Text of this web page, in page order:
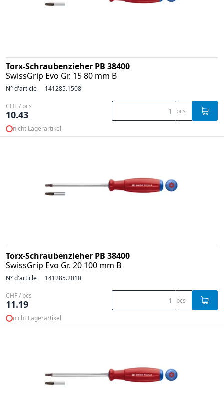
Torx-Schraubenzieher PB 38400
SwissGrip Evo Gr. 15 80 mm B
N° d'article 141285.1508
CHF / pcs
10.43 pcs
nicht Lagerartikel
Torx-Schraubenzieher PB 38400
SwissGrip Evo Gr. 20 100 mm B
N° d'article 141285.2010
CHF / pcs
11.19 pcs
nicht Lagerartikel